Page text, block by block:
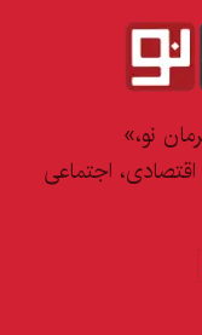
نو،»
اجتماعی